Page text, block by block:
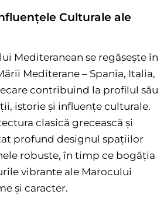
Culturale ale
Mediteranean se regăsește în
Mediterane – Spania, Italia,
contribuind la profilul său
istorie și influențe culturale.
clasică grecească și
profund designul spațiilor
robuste, în timp ce bogăția
vibrante ale Marocului
și caracter.